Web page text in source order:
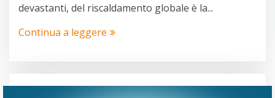
devastanti, del riscaldamento globale è la...
Continua a leggere